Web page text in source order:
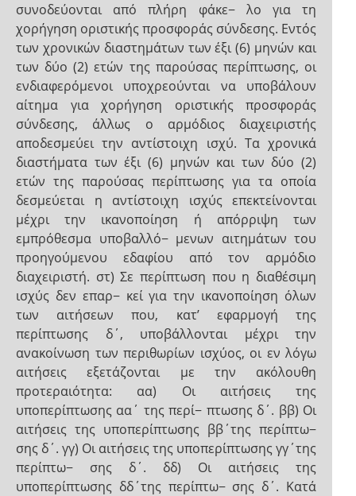
συνοδεύονται από πλήρη φάκε− λο για τη
χορήγηση οριστικής προσφοράς σύνδεσης. Εντός
των χρονικών διαστημάτων των έξι (6) μηνών και
των δύο (2) ετών της παρούσας περίπτωσης, οι
ενδιαφερόμενοι υποχρεούνται να υποβάλουν
αίτημα για χορήγηση οριστικής προσφοράς
σύνδεσης, άλλως ο αρμόδιος διαχειριστής
αποδεσμεύει την αντίστοιχη ισχύ. Τα χρονικά
διαστήματα των έξι (6) μηνών και των δύο (2)
ετών της παρούσας περίπτωσης για τα οποία
δεσμεύεται η αντίστοιχη ισχύς επεκτείνονται
μέχρι την ικανοποίηση ή απόρριψη των
εμπρόθεσμα υποβαλλό− μενων αιτημάτων του
προηγούμενου εδαφίου από τον αρμόδιο
διαχειριστή. στ) Σε περίπτωση που η διαθέσιμη
ισχύς δεν επαρ− κεί για την ικανοποίηση όλων
των αιτήσεων που, κατ’ εφαρμογή της
περίπτωσης δ΄, υποβάλλονται μέχρι την
ανακοίνωση των περιθωρίων ισχύος, οι εν λόγω
αιτήσεις εξετάζονται με την ακόλουθη
προτεραιότητα: αα) Οι αιτήσεις της
υποπερίπτωσης αα΄ της περί− πτωσης δ΄. ββ) Οι
αιτήσεις της υποπερίπτωσης ββ΄της περίπτω−
σης δ΄. γγ) Οι αιτήσεις της υποπερίπτωσης γγ΄της
περίπτω− σης δ΄. δδ) Οι αιτήσεις της
υποπερίπτωσης δδ΄της περίπτω− σης δ΄. Κατά